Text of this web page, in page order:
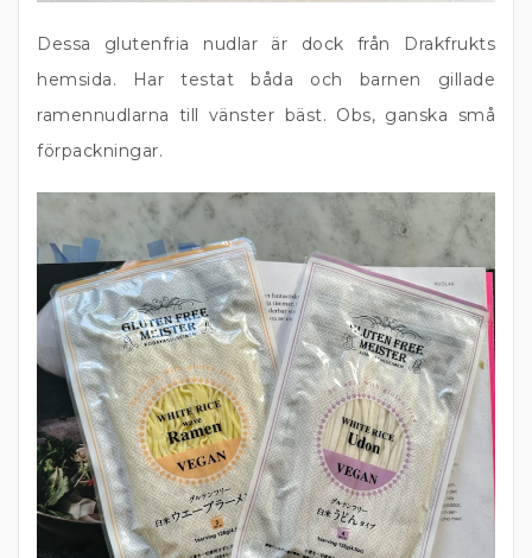
Dessa glutenfria nudlar är dock från Drakfrukts
hemsida. Har testat båda och barnen gillade
ramennudlarna till vänster bäst. Obs, ganska små
förpackningar.